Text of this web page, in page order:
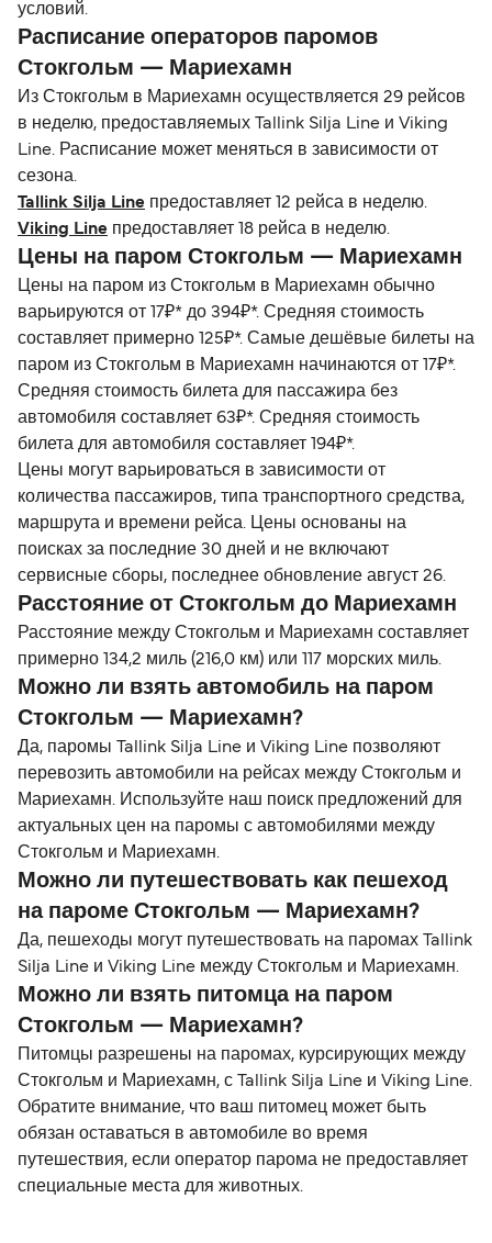
условий.
Расписание операторов паромов
Стокгольм — Мариехамн
Из Стокгольм в Мариехамн осуществляется 29 рейсов
в неделю, предоставляемых Tallink Silja Line и Viking
Line. Расписание может меняться в зависимости от
сезона.
Tallink Silja Line предоставляет 12 рейса в неделю.
Viking Line предоставляет 18 рейса в неделю.
Цены на паром Стокгольм — Мариехамн
Цены на паром из Стокгольм в Мариехамн обычно
варьируются от 17₽* до 394₽*. Средняя стоимость
составляет примерно 125₽*. Самые дешёвые билеты на
паром из Стокгольм в Мариехамн начинаются от 17₽*.
Средняя стоимость билета для пассажира без
автомобиля составляет 63₽*. Средняя стоимость
билета для автомобиля составляет 194₽*.
Цены могут варьироваться в зависимости от
количества пассажиров, типа транспортного средства,
маршрута и времени рейса. Цены основаны на
поисках за последние 30 дней и не включают
сервисные сборы, последнее обновление август 26.
Расстояние от Стокгольм до Мариехамн
Расстояние между Стокгольм и Мариехамн составляет
примерно 134,2 миль (216,0 км) или 117 морских миль.
Можно ли взять автомобиль на паром
Стокгольм — Мариехамн?
Да, паромы Tallink Silja Line и Viking Line позволяют
перевозить автомобили на рейсах между Стокгольм и
Мариехамн. Используйте наш поиск предложений для
актуальных цен на паромы с автомобилями между
Стокгольм и Мариехамн.
Можно ли путешествовать как пешеход
на пароме Стокгольм — Мариехамн?
Да, пешеходы могут путешествовать на паромах Tallink
Silja Line и Viking Line между Стокгольм и Мариехамн.
Можно ли взять питомца на паром
Стокгольм — Мариехамн?
Питомцы разрешены на паромах, курсирующих между
Стокгольм и Мариехамн, с Tallink Silja Line и Viking Line.
Обратите внимание, что ваш питомец может быть
обязан оставаться в автомобиле во время
путешествия, если оператор парома не предоставляет
специальные места для животных.